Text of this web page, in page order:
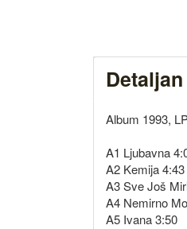
Album 1993,
A1 Ljubavna
A2 Kemija 4:43
A3 Sve Još
A4 Nemirno
A5 Ivana 3:50